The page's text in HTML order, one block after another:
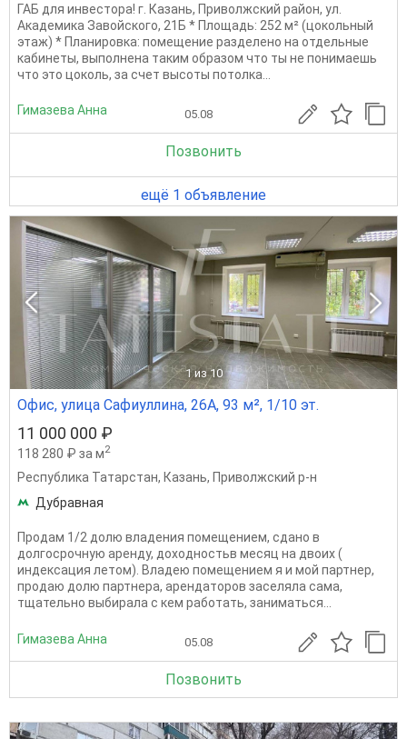
ГАБ для инвестора! г. Казань, Приволжский район, ул.
Академика Завойского, 21Б * Площадь: 252 м² (цокольный
этаж) * Планировка: помещение разделено на отдельные
кабинеты, выполнена таким образом что ты не понимаешь
что это цоколь, за счет высоты потолка...
Гимазева Анна 05.08
Позвонить
ещё 1 объявление
1 из 10
Офис, улица Сафиуллина, 26А, 93 м², 1/10 эт.
11 000 000 ₽
118 280 ₽ за м2
Республика Татарстан, Казань, Приволжский р-н
Дубравная
Продам 1/2 долю владения помещением, сдано в
долгосрочную аренду, доходностьв месяц на двоих (
индексация летом). Владею помещением я и мой партнер,
продаю долю партнера, арендаторов заселяла сама,
тщательно выбирала с кем работать, заниматься...
Гимазева Анна 05.08
Позвонить